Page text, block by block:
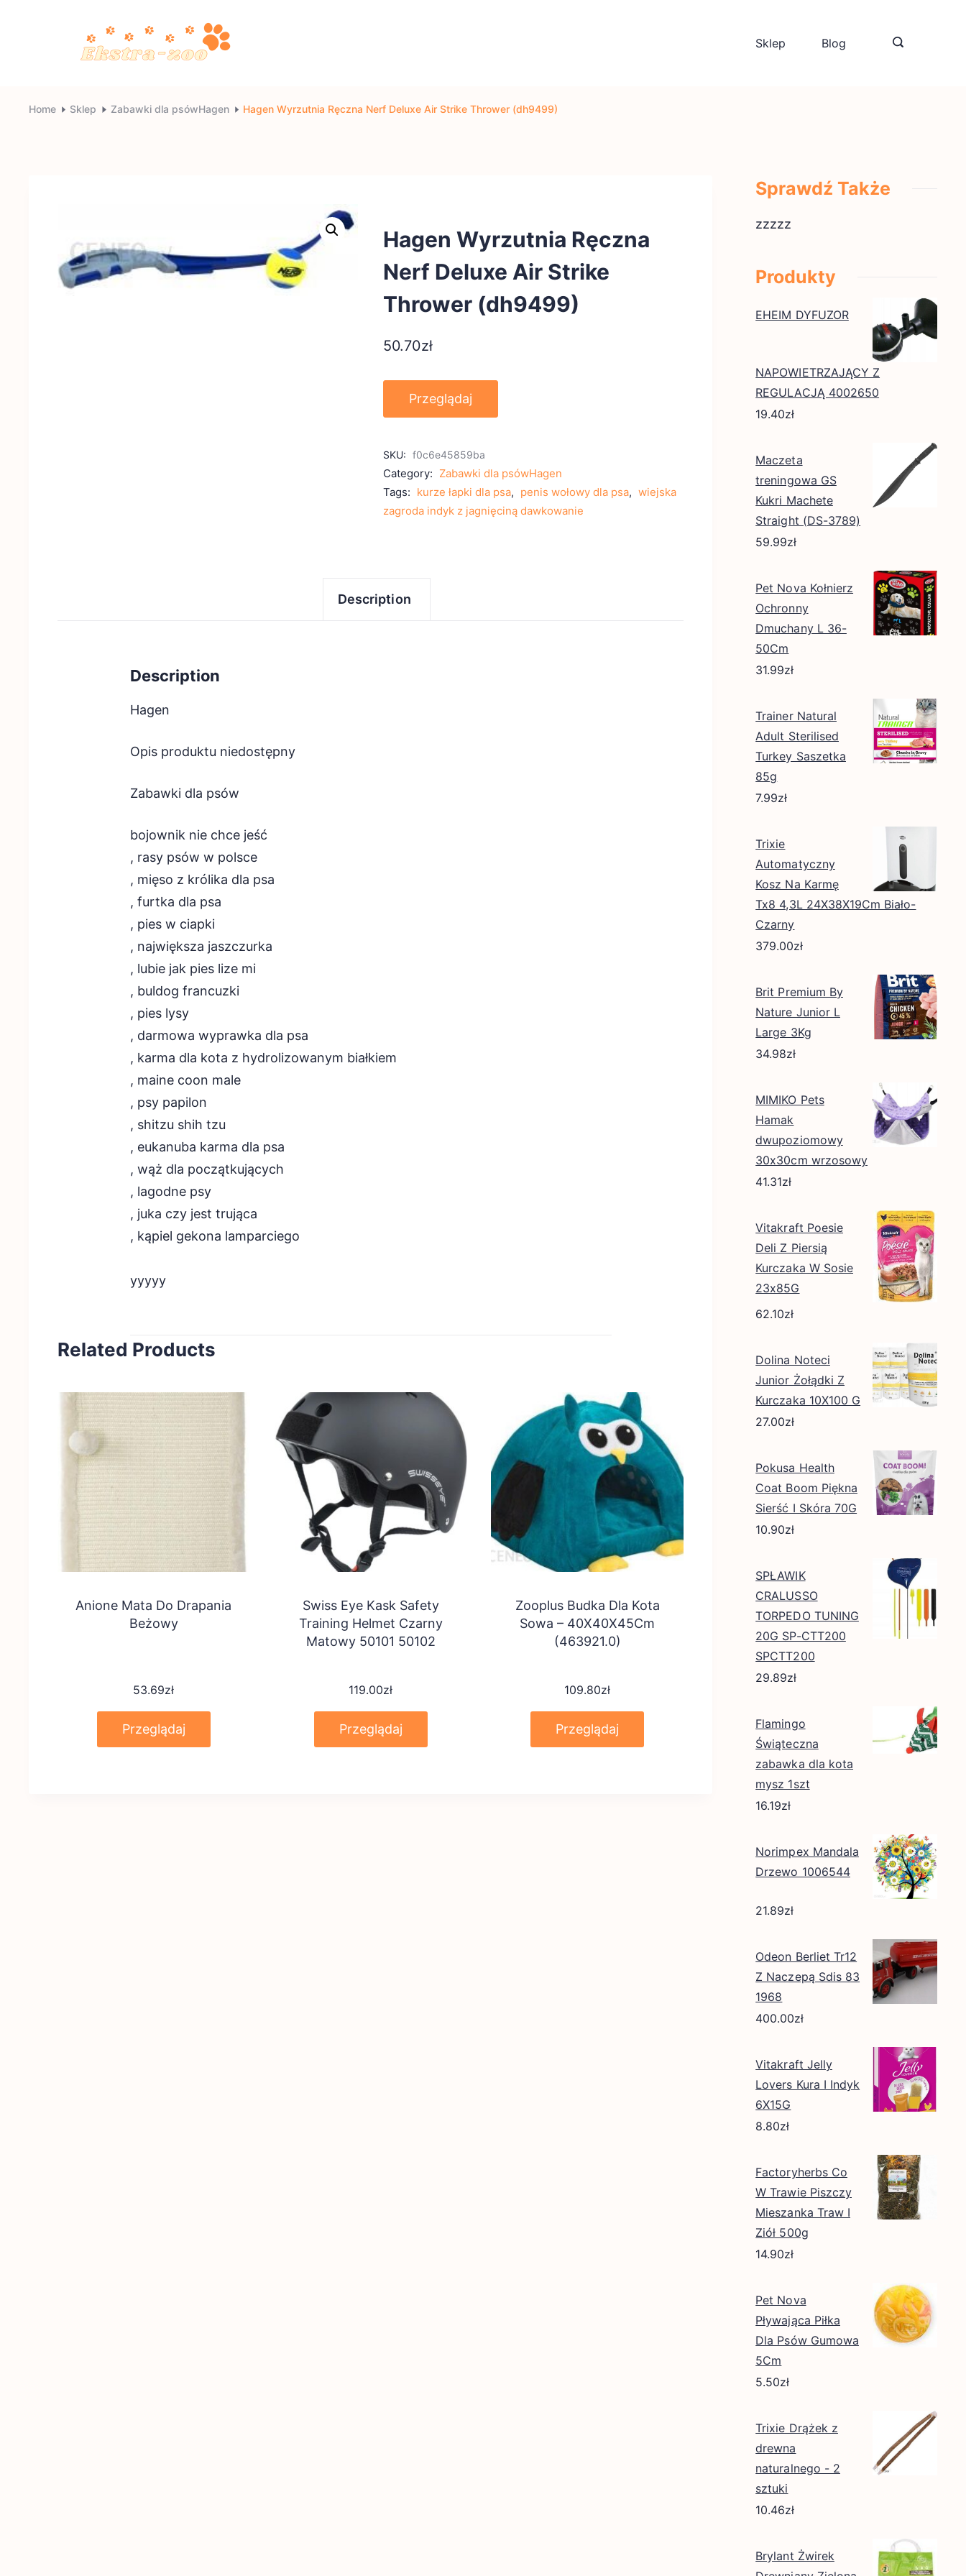
zoo
Sklep Blog
Home Sklep Zabawki dla psówHagen Hagen Wyrzutnia Ręczna Nerf Deluxe Air Strike Thrower (dh9499)
Hagen Wyrzutnia Ręczna
Nerf Deluxe Air Strike
Thrower (dh9499)
50.70zł
Przeglądaj
SKU: f0c6e45859ba
Category: Zabawki dla psówHagen
Tags: kurze łapki dla psa, penis wołowy dla psa, wiejska
zagroda indyk z jagnięciną dawkowanie
Description
Description
Hagen
Opis produktu niedostępny
Zabawki dla psów
bojownik nie chce jeść
, rasy psów w polsce
, mięso z królika dla psa
, furtka dla psa
, pies w ciapki
, największa jaszczurka
, lubie jak pies lize mi
, buldog francuzki
, pies lysy
, darmowa wyprawka dla psa
, karma dla kota z hydrolizowanym białkiem
, maine coon male
, psy papilon
, shitzu shih tzu
, eukanuba karma dla psa
, wąż dla początkujących
, lagodne psy
, juka czy jest trująca
, kąpiel gekona lamparciego
yyyyy
Related Products
Anione Mata Do Drapania
Beżowy
53.69zł
Przeglądaj
Swiss Eye Kask Safety
Training Helmet Czarny
Matowy 50101 50102
119.00zł
Przeglądaj
Zooplus Budka Dla Kota
Sowa – 40X40X45Cm
(463921.0)
109.80zł
Przeglądaj
Sprawdź Także
zzzzz
Produkty
EHEIM DYFUZOR
NAPOWIETRZAJĄCY Z
REGULACJĄ 4002650
19.40zł
Maczeta
treningowa GS
Kukri Machete
Straight (DS-3789)
59.99zł
Pet Nova Kołnierz
Ochronny
Dmuchany L 36-
50Cm
31.99zł
Trainer Natural
Adult Sterilised
Turkey Saszetka
85g
7.99zł
Trixie
Automatyczny
Kosz Na Karmę
Tx8 4,3L 24X38X19Cm Biało-
Czarny
379.00zł
Brit Premium By
Nature Junior L
Large 3Kg
34.98zł
MIMIKO Pets
Hamak
dwupoziomowy
30x30cm wrzosowy
41.31zł
Vitakraft Poesie
Deli Z Piersią
Kurczaka W Sosie
23x85G
62.10zł
Dolina Noteci
Junior Żołądki Z
Kurczaka 10X100 G
27.00zł
Pokusa Health
Coat Boom Piękna
Sierść I Skóra 70G
10.90zł
SPŁAWIK
CRALUSSO
TORPEDO TUNING
20G SP-CTT200
SPCTT200
29.89zł
Flamingo
Świąteczna
zabawka dla kota
mysz 1szt
16.19zł
Norimpex Mandala
Drzewo 1006544
21.89zł
Odeon Berliet Tr12
Z Naczepą Sdis 83
1968
400.00zł
Vitakraft Jelly
Lovers Kura I Indyk
6X15G
8.80zł
Factoryherbs Co
W Trawie Piszczy
Mieszanka Traw I
Ziół 500g
14.90zł
Pet Nova
Pływająca Piłka
Dla Psów Gumowa
5Cm
5.50zł
Trixie Drążek z
drewna
naturalnego - 2
sztuki
10.46zł
Brylant Żwirek